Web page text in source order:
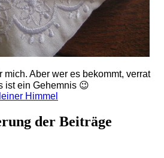
mich. Aber wer es bekommt, verrat
ist ein Gehemnis 😉
Himmel
der Beiträge